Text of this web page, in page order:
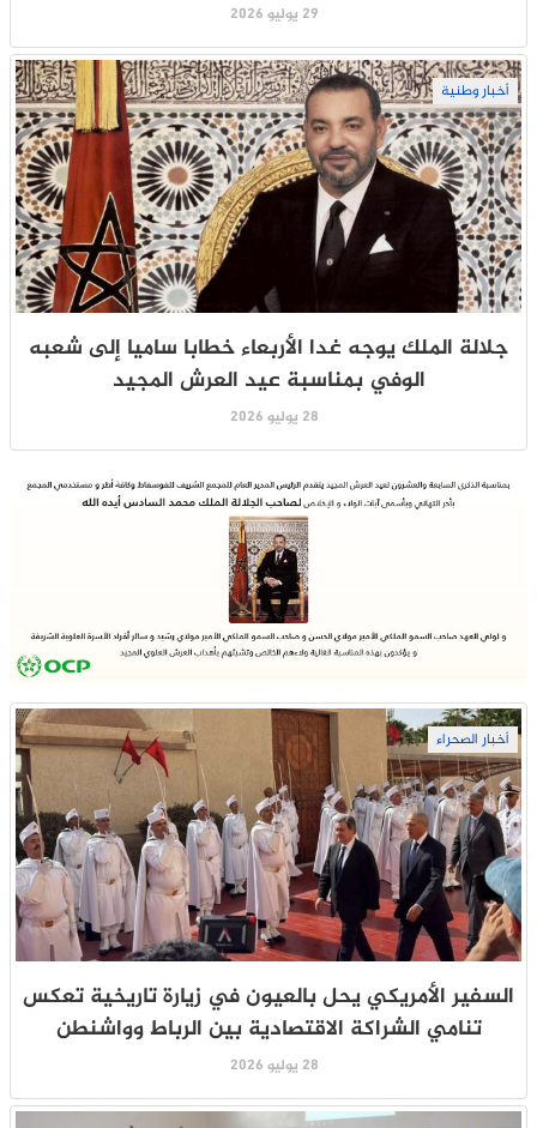
29 يوليو 2026
أخبار وطنية
جلالة الملك يوجه غدا الأربعاء خطابا ساميا إلى شعبه
الوفي بمناسبة عيد العرش المجيد
28 يوليو 2026
أخبار الصحراء
السفير الأمريكي يحل بالعيون في زيارة تاريخية تعكس
تنامي الشراكة الاقتصادية بين الرباط وواشنطن
28 يوليو 2026